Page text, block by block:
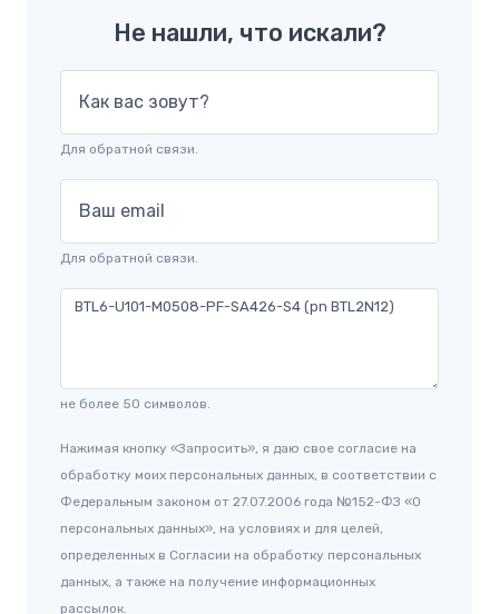
Не нашли, что искали?
Как вас зовут?
Для обратной связи.
Ваш email
Для обратной связи.
не более 50 символов.
Нажимая кнопку «Запросить», я даю свое согласие на
обработку моих персональных данных, в соответствии с
Федеральным законом от 27.07.2006 года №152-ФЗ «О
персональных данных», на условиях и для целей,
определенных в Согласии на обработку персональных
данных, а также на получение информационных
рассылок.